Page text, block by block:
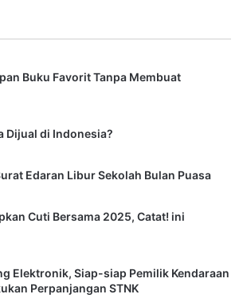
Buku Favorit Tanpa Membuat
Dijual di Indonesia?
Edaran Libur Sekolah Bulan Puasa
Cuti Bersama 2025, Catat! ini
Elektronik, Siap-siap Pemilik Kendaraan
Perpanjangan STNK